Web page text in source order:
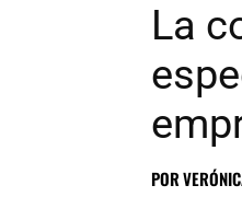
La
POR